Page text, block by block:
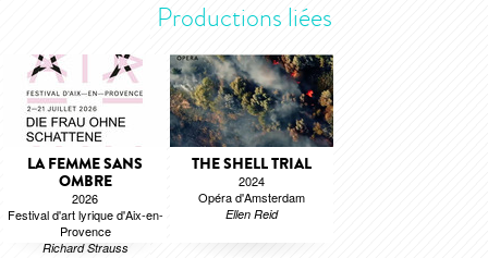
Productions liées
LA FEMME SANS
OMBRE
2026
Festival d'art lyrique d'Aix-en-
Provence
Richard Strauss
THE SHELL TRIAL
2024
Opéra d'Amsterdam
Ellen Reid